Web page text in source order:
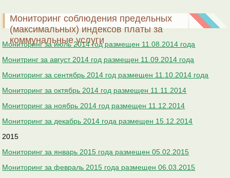
Мониторинг соблюдения предельных
(максимальных) индексов платы за
коммунальные услуги
Мониторинг за июль 2014 год размещен 11.08.2014 года
Монитринг за август 2014 год размещен 11.09.2014 года
Мониторинг за сентябрь 2014 год размещен 11.10.2014 года
Мониторинг за октябрь 2014 год размещен 11.11.2014
Мониторинг за ноябрь 2014 год размещен 11.12.2014
Мониторинг за декабрь 2014 года размещен 15.12.2014
2015
Мониторинг за январь 2015 года размещен 05.02.2015
Мониторинг за февраль 2015 года размещен 06.03.2015